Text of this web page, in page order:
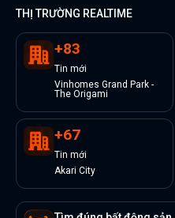
THỊ TRƯỜNG REALTIME
+83
Tin mới
Vinhomes Grand Park -
The Origami
+67
Tin mới
Akari City